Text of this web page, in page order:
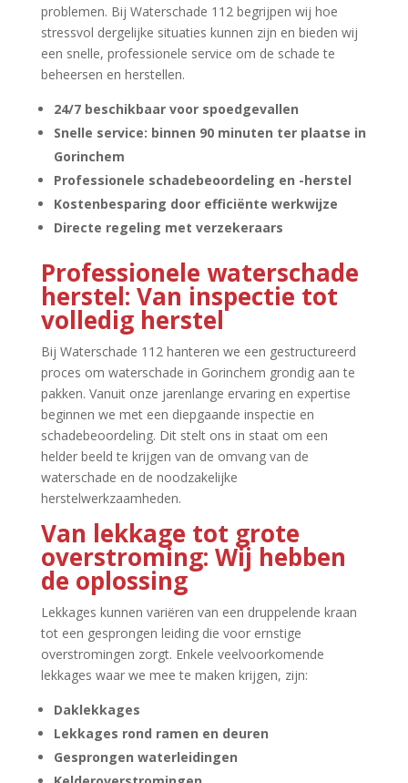
problemen.​ Bij Waterschade 112 begrijpen wij hoe
stressvol dergelijke situaties kunnen zijn en bieden wij
een snelle, professionele service om de schade te
beheersen en herstellen.​
24/7 beschikbaar voor spoedgevallen
Snelle service: binnen 90 minuten ter plaatse in
Gorinchem
Professionele schadebeoordeling en -herstel
Kostenbesparing door efficiënte werkwijze
Directe regeling met verzekeraars
Professionele waterschade
herstel: Van inspectie tot
volledig herstel
Bij Waterschade 112 hanteren we een gestructureerd
proces om waterschade in Gorinchem grondig aan te
pakken.​ Vanuit onze jarenlange ervaring en expertise
beginnen we met een diepgaande inspectie en
schadebeoordeling.​ Dit stelt ons in staat om een
helder beeld te krijgen van de omvang van de
waterschade en de noodzakelijke
herstelwerkzaamheden.​
Van lekkage tot grote
overstroming: Wij hebben
de oplossing
Lekkages kunnen variëren van een druppelende kraan
tot een gesprongen leiding die voor ernstige
overstromingen zorgt.​ Enkele veelvoorkomende
lekkages waar we mee te maken krijgen, zijn:
Daklekkages
Lekkages rond ramen en deuren
Gesprongen waterleidingen